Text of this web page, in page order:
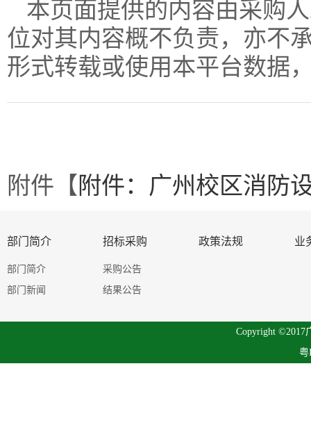
本页面提供的内容由采购
位对其内容概不负责，亦不
形式转载或使用本平台数据
附件【 附件：广州校区消防
部门简介
部门简介
部门新闻
招标采购
采购公告
结果公告
政策法规 业
Copyright ©2017
粤